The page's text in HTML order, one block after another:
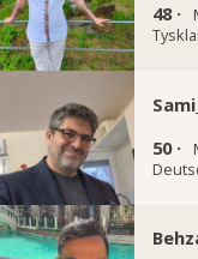
48 ·
50 ·